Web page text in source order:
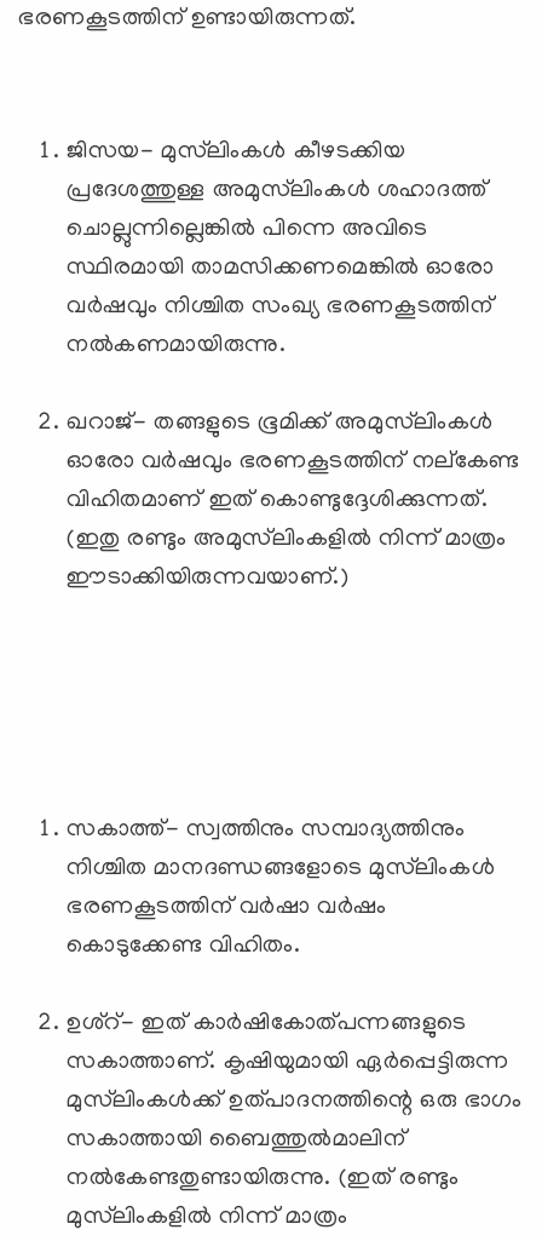
ഭരണകൂടത്തിന് ഉണ്ടായിരുന്നത്.
ജിസയ- മുസ്‌ലിംകള്‍ കീഴടക്കിയ
പ്രദേശത്തുള്ള അമുസ്‌ലിംകള്‍ ശഹാദത്ത്
ചൊല്ലുന്നില്ലെങ്കില്‍ പിന്നെ അവിടെ
സ്ഥിരമായി താമസിക്കണമെങ്കില്‍ ഓരോ
വര്‍ഷവും നിശ്ചിത സംഖ്യ ഭരണകൂടത്തിന്
നല്‍കണമായിരുന്നു.
ഖറാജ്- തങ്ങളുടെ ഭൂമിക്ക് അമുസ്‌ലിംകള്‍
ഓരോ വര്‍ഷവും ഭരണകൂടത്തിന് നല്കേണ്ട
വിഹിതമാണ് ഇത് കൊണ്ടുദ്ദേശിക്കുന്നത്.
(ഇതു രണ്ടും അമുസ്‌ലിംകളില്‍ നിന്ന് മാത്രം
ഈടാക്കിയിരുന്നവയാണ്.)
സകാത്ത്- സ്വത്തിനും സമ്പാദ്യത്തിനും
നിശ്ചിത മാനദണ്ഡങ്ങളോടെ മുസ്‌ലിംകള്‍
ഭരണകൂടത്തിന് വര്‍ഷാ വര്‍ഷം
കൊടുക്കേണ്ട വിഹിതം.
ഉശ്റ്- ഇത് കാര്‍ഷികോത്പന്നങ്ങളുടെ
സകാത്താണ്. കൃഷിയുമായി ഏര്‍പ്പെട്ടിരുന്ന
മുസ്‌ലിംകള്‍ക്ക് ഉത്പാദനത്തിന്റെ ഒരു ഭാഗം
സകാത്തായി ബൈത്തുല്‍മാലിന്
നല്‍കേണ്ടതുണ്ടായിരുന്നു. (ഇത് രണ്ടും
മുസ്‌ലിംകളില്‍ നിന്ന് മാത്രം